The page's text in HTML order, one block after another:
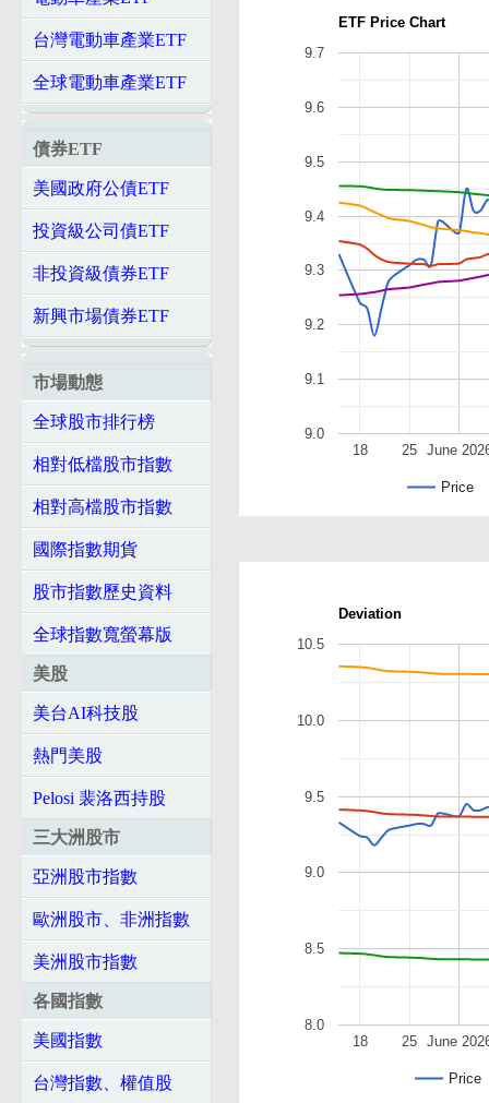
台灣電動車產業ETF
全球電動車產業ETF
債券ETF
美國政府公債ETF
投資級公司債ETF
非投資級債券ETF
新興市場債券ETF
市場動態
全球股市排行榜
相對低檔股市指數
相對高檔股市指數
國際指數期貨
股市指數歷史資料
全球指數寬螢幕版
美股
美台AI科技股
熱門美股
Pelosi 裴洛西持股
三大洲股市
亞洲股市指數
歐洲股市、非洲指數
美洲股市指數
各國指數
美國指數
台灣指數、權值股
ETF Price Chart
Price
June
18 25
9.0
9.1
9.2
9.3
9.4
9.5
9.6
9.7
Deviation
Price
June
18 25
8.0
8.5
9.0
9.5
10.0
10.5